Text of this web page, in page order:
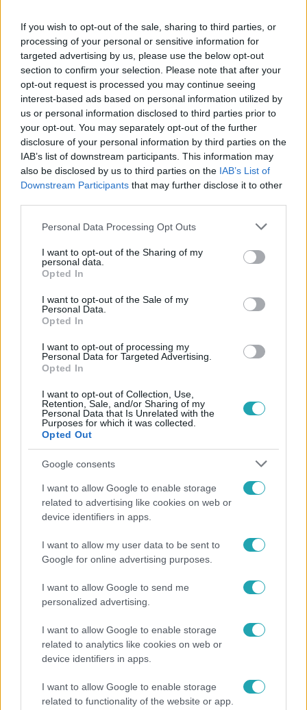
If you wish to opt-out of the sale, sharing to third parties, or
processing of your personal or sensitive information for
targeted advertising by us, please use the below opt-out
section to confirm your selection. Please note that after your
opt-out request is processed you may continue seeing
interest-based ads based on personal information utilized by
us or personal information disclosed to third parties prior to
your opt-out. You may separately opt-out of the further
disclosure of your personal information by third parties on the
IAB’s list of downstream participants. This information may
also be disclosed by us to third parties on the IAB’s List of
Downstream Participants that may further disclose it to other
Please note that this website/app uses one or more Google
not limited to your visit or usage behaviour. You may click to
grant or deny consent to Google and its third-party tags to
use your data for below specified purposes in below Google
consent section.
Personal Data Processing Opt Outs
I want to opt-out of the Sharing of my
personal data.
Opted In
I want to opt-out of the Sale of my
Personal Data.
Opted In
I want to opt-out of processing my
Personal Data for Targeted Advertising.
Opted In
I want to opt-out of Collection, Use,
Retention, Sale, and/or Sharing of my
Personal Data that Is Unrelated with the
Purposes for which it was collected.
Opted Out
Google consents
I want to allow Google to enable storage
related to advertising like cookies on web or
device identifiers in apps.
I want to allow my user data to be sent to
Google for online advertising purposes.
I want to allow Google to send me
personalized advertising.
I want to allow Google to enable storage
related to analytics like cookies on web or
device identifiers in apps.
I want to allow Google to enable storage
related to functionality of the website or app.
Hamarosan új évaddal érkezik a Nyerő
Páros! Streameld az összes eddigi évadot
azRTL+ Premiumonés készülj az új
fordulatokra!
Itt állítsd be, hogy az RTL.hu az elsők között
legyen a Google-találatokban!
Kövess minket, és értesülj a friss hírekről a
Facebookon is!
Követem
FÓKUSZ #ADÁSRÉSZLETEK
NYERŐ PÁROS #CURTIS #BORÁROS GÁBOR
JÁKLI MÓNIKA VASTAG CSABA
VASTAGNÉ DOMJÁN EVELIN #BARNAI JUDIT